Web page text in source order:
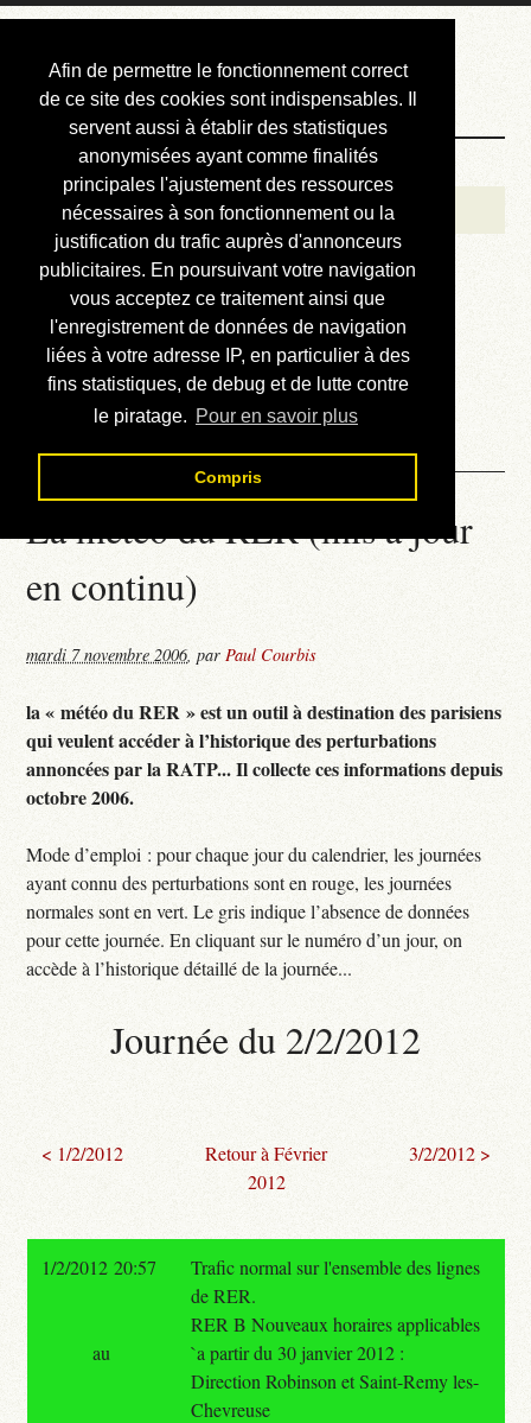
Afin de permettre le fonctionnement correct
de ce site des cookies sont indispensables. Il
servent aussi à établir des statistiques
anonymisées ayant comme finalités
principales l'ajustement des ressources
nécessaires à son fonctionnement ou la
justification du trafic auprès d'annonceurs
publicitaires. En poursuivant votre navigation
vous acceptez ce traitement ainsi que
l'enregistrement de données de navigation
liées à votre adresse IP, en particulier à des
fins statistiques, de debug et de lutte contre
le piratage. Pour en savoir plus
Compris
Courbis, « LE »
Blog Officiel
Bienvenue
Réalisations
Divers (et d’été)
Annonces
Liens externes
Téléchargement
Contact
La météo du RER (mis à jour
en continu)
mardi 7 novembre 2006,parPaul Courbis
la « météo du RER » est un outil à destination des parisiens
qui veulent accéder à l’historique des perturbations
annoncées par la RATP... Il collecte ces informations depuis
octobre 2006.
Mode d’emploi : pour chaque jour du calendrier, les journées
ayant connu des perturbations sont en rouge, les journées
normales sont en vert. Le gris indique l’absence de données
pour cette journée. En cliquant sur le numéro d’un jour, on
accède à l’historique détaillé de la journée...
Journée du 2/2/2012
< 1/2/2012
Retour à Février
2012
3/2/2012 >
1/2/2012 20:57
Trafic normal sur l'ensemble des lignes
de RER.
RER B Nouveaux horaires applicables
`a partir du 30 janvier 2012 :
Direction Robinson et Saint-Remy les-
Chevreuse
au